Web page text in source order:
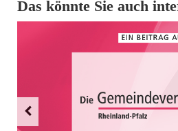
Das könnte Sie auch